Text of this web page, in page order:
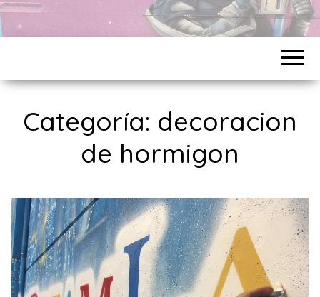
Categoría: decoracion
de hormigon